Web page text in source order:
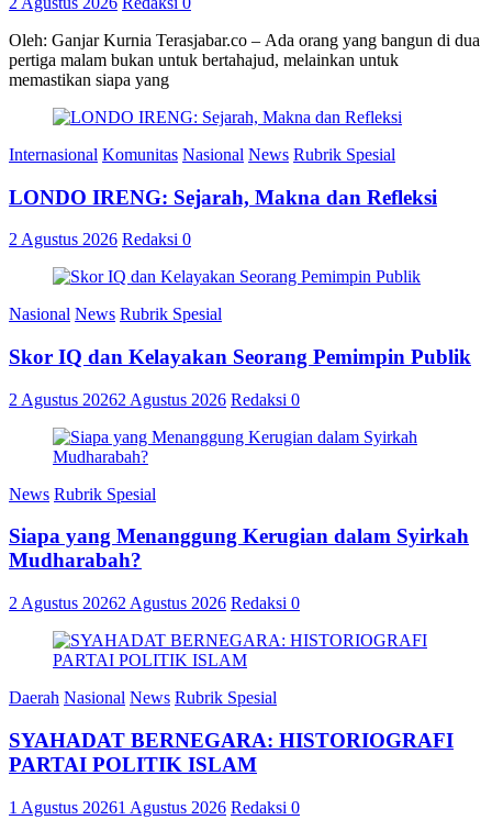
Oleh: Ganjar Kurnia Terasjabar.co – Ada orang yang bangun di dua
pertiga malam bukan untuk bertahajud, melainkan untuk
memastikan siapa yang
Internasional Komunitas Nasional News Rubrik Spesial
LONDO IRENG: Sejarah, Makna dan Refleksi
2 Agustus 2026 Redaksi 0
Nasional News Rubrik Spesial
Skor IQ dan Kelayakan Seorang Pemimpin Publik
2 Agustus 20262 Agustus 2026 Redaksi 0
News Rubrik Spesial
Siapa yang Menanggung Kerugian dalam Syirkah
Mudharabah?
2 Agustus 20262 Agustus 2026 Redaksi 0
Daerah Nasional News Rubrik Spesial
SYAHADAT BERNEGARA: HISTORIOGRAFI
PARTAI POLITIK ISLAM
1 Agustus 20261 Agustus 2026 Redaksi 0